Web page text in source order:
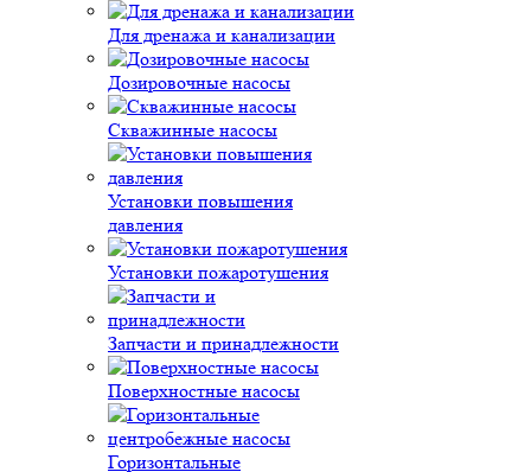
Для дренажа и канализации
Дозировочные насосы
Скважинные насосы
Установки повышения
давления
Установки пожаротушения
Запчасти и принадлежности
Поверхностные насосы
Горизонтальные